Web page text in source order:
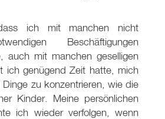
ich mit manchen nicht
Beschäftigungen
auch mit manchen geselligen
ich genügend Zeit hatte, mich
zu konzentrieren, wie die
Kinder. Meine persönlichen
ich wieder verfolgen, wenn